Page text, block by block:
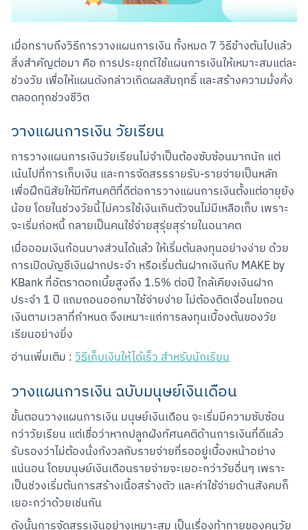
เมื่อทราบถึงวิธีการวางแผนการเงิน ทั้งหมด 7 วิธีข้างต้นไปแล้ว
สิ่งสำคัญต่อมา คือ การประยุกต์ใช้แผนการเงินให้เหมาะสมแต่ละ
ช่วงวัย เพื่อให้แผนดังกล่าวเกิดผลสัมฤทธิ์ และสร้างความมั่งคั่ง
ตลอดทุกช่วงชีวิต
วางแผนการเงิน วัยเรียน
การวางแผนการเงินวัยเรียนไม่จำเป็นต้องซับซ้อนมากนัก แต่
เน้นไปที่การเก็บเงิน และการจัดสรรรายรับ-รายจ่ายเป็นหลัก
เพื่อฝึกนิสัยให้มีทัศนคติที่ดีต่อการวางแผนการเงินตั้งแต่อายุยัง
น้อย โดยในช่วงวัยนี้ไม่ควรใช้เงินเกินตัวจนไม่มีเหลือเก็บ เพราะ
จะเริ่มก่อหนี้ กลายเป็นคนใช้จ่ายสุรุ่ยสุร่ายในอนาคต
เมื่อออมเงินก้อนบางส่วนได้แล้ว ให้เริ่มต้นลงทุนอย่างง่าย ด้วย
การเปิดบัญชีเงินฝากประจำ หรือเริ่มต้นฝากเงินกับ MAKE by
KBank ที่อัตราดอกเบี้ยสูงถึง 1.5% ต่อปี ใกล้เคียงเงินฝาก
ประจำ 1 ปี แถมถอนออกมาใช้จ่ายง่าย ไม่ต้องติดเงื่อนไขถอน
เงินตามเวลาที่กำหนด จึงเหมาะแก่การลงทุนเบื้องต้นของวัย
เรียนอย่างยิ่ง
อ่านเพิ่มเติม : วิธีเก็บเงินให้ได้เร็ว สำหรับนักเรียน
วางแผนการเงิน ฉบับมนุษย์เงินเดือน
ขั้นตอนวางแผนการเงิน มนุษย์เงินเดือน จะเริ่มมีความซับซ้อน
กว่าวัยเรียน แต่เชื่อว่าหากปลูกฝังทัศนคติด้านการเงินที่ดีแล้ว
รับรองว่าไม่ต้องนั่งกังวลกับรายจ่ายที่รออยู่เบื้องหน้าอย่าง
แน่นอน โดยมนุษย์เงินเดือนรายจ่ายจะเยอะกว่าวัยอื่นๆ เพราะ
เป็นช่วงเริ่มต้นการสร้างเนื้อสร้างตัว และค่าใช้จ่ายด้านสังคมก็
เยอะกว่าด้วยเช่นกัน